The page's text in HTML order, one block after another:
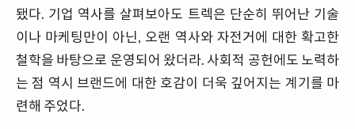
됐다. 기업 역사를 살펴보아도 트렉은 단순히 뛰어난 기술
이나 마케팅만이 아닌, 오랜 역사와 자전거에 대한 확고한
철학을 바탕으로 운영되어 왔더라. 사회적 공헌에도 노력하
는 점 역시 브랜드에 대한 호감이 더욱 깊어지는 계기를 마
련해 주었다.